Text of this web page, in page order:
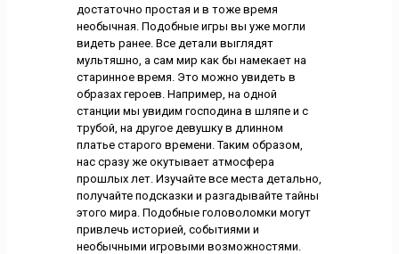
достаточно простая и в тоже время
необычная. Подобные игры вы уже могли
видеть ранее. Все детали выглядят
мультяшно, а сам мир как бы намекает на
старинное время. Это можно увидеть в
образах героев. Например, на одной
станции мы увидим господина в шляпе и с
трубой, на другое девушку в длинном
платье старого времени. Таким образом,
нас сразу же окутывает атмосфера
прошлых лет. Изучайте все места детально,
получайте подсказки и разгадывайте тайны
этого мира. Подобные головоломки могут
привлечь историей, событиями и
необычными игровыми возможностями.